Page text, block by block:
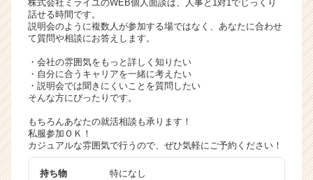
サ
イ
ト
ア
キ
ャ
ア
（C
h
e
株式会社ミライユのWEB個人面談は、人事と1対1でじっくり
話せる時間です。
説明会のように複数人が参加する場ではなく、あなたに合わせ
て質問や相談にお答えします。
・会社の雰囲気をもっと詳しく知りたい
・自分に合うキャリアを一緒に考えたい
・説明会では聞きにくいことを質問したい
そんな方にぴったりです。
もちろんあなたの就活相談も承ります！
私服参加ＯＫ！
カジュアルな雰囲気で行うので、ぜひ気軽にご予約ください！
持ち物 特になし